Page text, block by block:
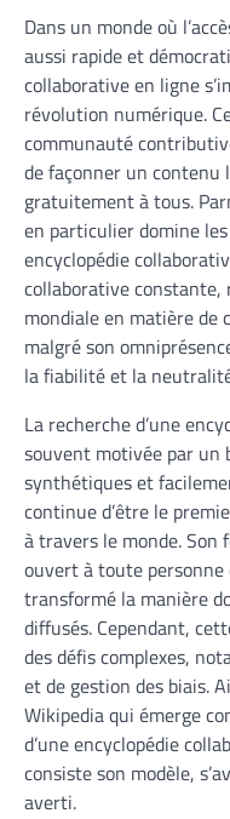
Dans un monde où
aussi rapide et
collaborative en ligne
révolution numérique.
communauté
de façonner un contenu
gratuitement à tous.
en particulier domine
encyclopédie
collaborative constante,
mondiale en matière de
malgré son
la fiabilité et la
La recherche d’une
souvent motivée par un
synthétiques et
continue d’être le
à travers le monde.
ouvert à toute personne
transformé la manière
diffusés. Cependant,
des défis complexes,
et de gestion des biais.
Wikipedia qui émerge
d’une encyclopédie
consiste son modèle,
averti.